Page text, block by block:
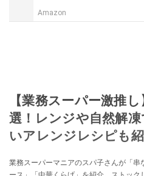
Amazon
【業務スーパー激推
選！レンジや自然解
いアレンジレシピも
業務スーパーマニアのスパ子さんが「